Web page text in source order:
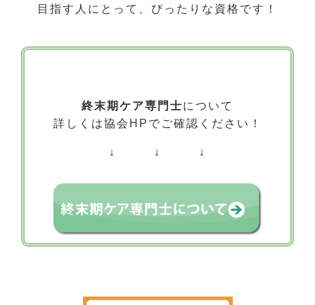
目指す人にとって、ぴったりな資格です！
終末期ケア専門士について
詳しくは協会HPでご確認ください！
↓ ↓ ↓